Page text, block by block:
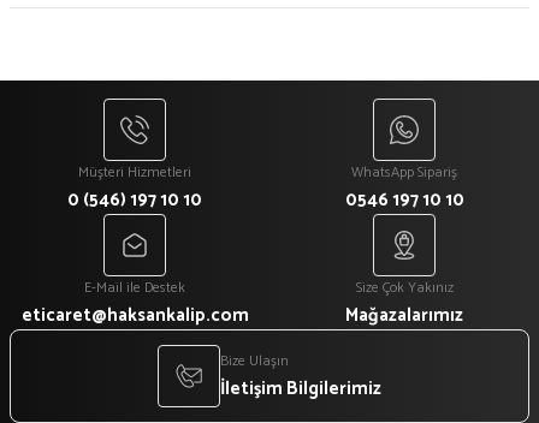
Müşteri Hizmetleri
0 (546) 197 10 10
WhatsApp Sipariş
0546 197 10 10
E-Mail ile Destek
eticaret@haksankalip.com
Size Çok Yakınız
Mağazalarımız
Bize Ulaşın
İletişim Bilgilerimiz